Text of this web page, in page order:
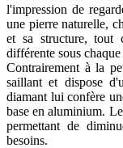
l'impression de
une pierre naturelle,
et sa structure, tout
différente sous chaque
Contrairement à la
saillant et dispose
diamant lui confère
base en aluminium.
permettant de
besoins.